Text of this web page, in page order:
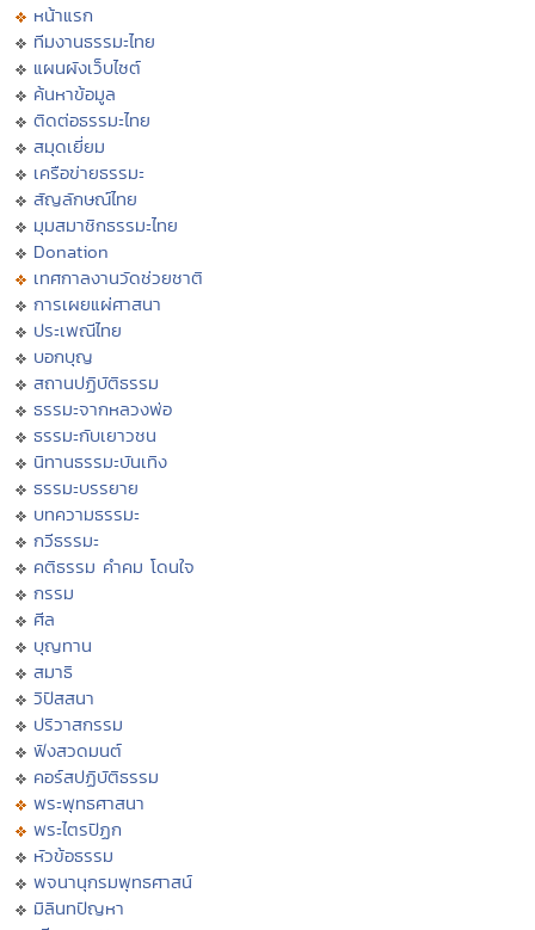
หน้าแรก
ทีมงานธรรมะไทย
แผนผังเว็บไซต์
ค้นหาข้อมูล
ติดต่อธรรมะไทย
สมุดเยี่ยม
เครือข่ายธรรมะ
สัญลักษณ์ไทย
มุมสมาชิกธรรมะไทย
Donation
เทศกาลงานวัดช่วยชาติ
การเผยแผ่ศาสนา
ประเพณีไทย
บอกบุญ
สถานปฏิบัติธรรม
ธรรมะจากหลวงพ่อ
ธรรมะกับเยาวชน
นิทานธรรมะบันเทิง
ธรรมะบรรยาย
บทความธรรมะ
กวีธรรมะ
คติธรรม คำคม โดนใจ
กรรม
ศีล
บุญทาน
สมาธิ
วิปัสสนา
ปริวาสกรรม
ฟังสวดมนต์
คอร์สปฏิบัติธรรม
พระพุทธศาสนา
พระไตรปิฏก
หัวข้อธรรม
พจนานุกรมพุทธศาสน์
มิลินทปัญหา